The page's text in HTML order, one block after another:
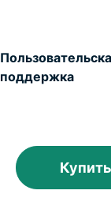
поддержка